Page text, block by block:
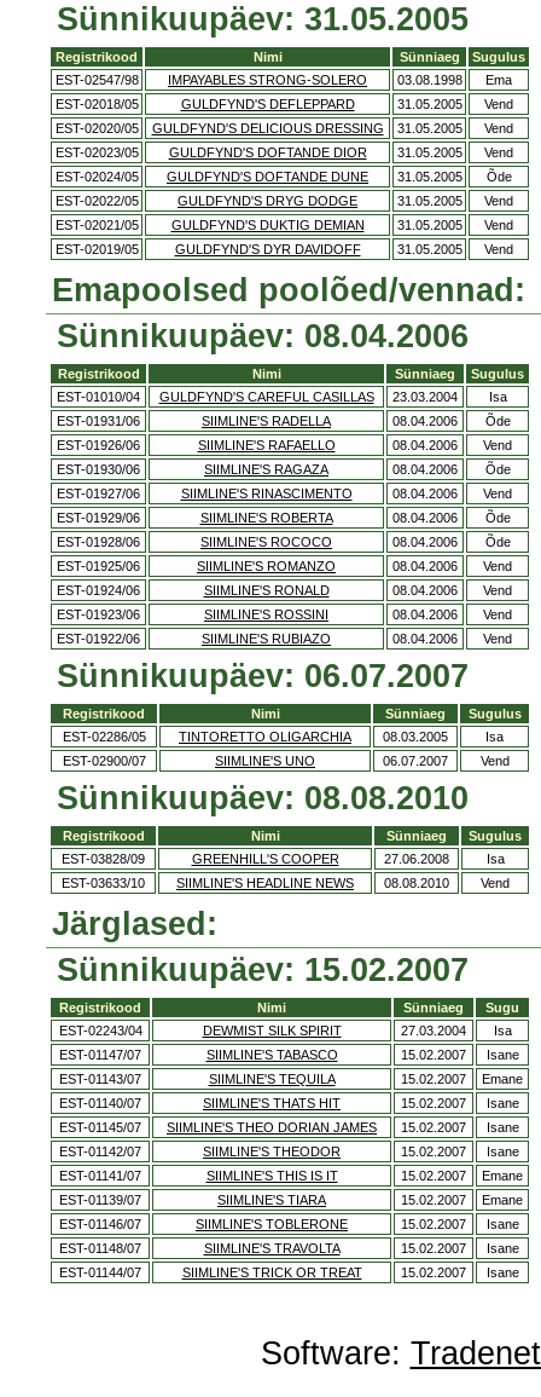
Sünnikuupäev: 31.05.2005
Registrikood Nimi Sünniaeg
Sugulus
EST-02547/98
IMPAYABLES STRONG-SOLERO 03.08.1998
Ema
EST-02018/05
GULDFYND'S DEFLEPPARD 31.05.2005
Vend
EST-02020/05
GULDFYND'S DELICIOUS DRESSING 31.05.2005
Vend
EST-02023/05
GULDFYND'S DOFTANDE DIOR 31.05.2005
Vend
EST-02024/05
GULDFYND'S DOFTANDE DUNE 31.05.2005
Õde
EST-02022/05
GULDFYND'S DRYG DODGE 31.05.2005
Vend
EST-02021/05
GULDFYND'S DUKTIG DEMIAN 31.05.2005
Vend
EST-02019/05
GULDFYND'S DYR DAVIDOFF 31.05.2005 Vend
Emapoolsed poolõed/vennad:
Sünnikuupäev: 08.04.2006
Registrikood Nimi Sünniaeg
Sugulus
EST-01010/04
GULDFYND'S CAREFUL CASILLAS 23.03.2004
Isa
EST-01931/06
SIIMLINE'S RADELLA 08.04.2006
Õde
EST-01926/06
SIIMLINE'S RAFAELLO 08.04.2006
Vend
EST-01930/06
SIIMLINE'S RAGAZA 08.04.2006
Õde
EST-01927/06
SIIMLINE'S RINASCIMENTO 08.04.2006
Vend
EST-01929/06
SIIMLINE'S ROBERTA 08.04.2006
Õde
EST-01928/06
SIIMLINE'S ROCOCO 08.04.2006
Õde
EST-01925/06
SIIMLINE'S ROMANZO 08.04.2006
Vend
EST-01924/06
SIIMLINE'S RONALD 08.04.2006
Vend
EST-01923/06
SIIMLINE'S ROSSINI 08.04.2006
Vend
EST-01922/06
SIIMLINE'S RUBIAZO 08.04.2006 Vend
Sünnikuupäev: 06.07.2007
Registrikood Nimi Sünniaeg
Sugulus
EST-02286/05
TINTORETTO OLIGARCHIA 08.03.2005
Isa
EST-02900/07
SIIMLINE'S UNO 06.07.2007 Vend
Sünnikuupäev: 08.08.2010
Registrikood Nimi Sünniaeg
Sugulus
EST-03828/09
GREENHILL'S COOPER 27.06.2008
Isa
EST-03633/10
SIIMLINE'S HEADLINE NEWS 08.08.2010 Vend
Järglased:
Sünnikuupäev: 15.02.2007
Registrikood Nimi Sünniaeg
Sugu
EST-02243/04
DEWMIST SILK SPIRIT 27.03.2004
Isa
EST-01147/07
SIIMLINE'S TABASCO 15.02.2007
Isane
EST-01143/07
SIIMLINE'S TEQUILA 15.02.2007
Emane
EST-01140/07
SIIMLINE'S THATS HIT 15.02.2007
Isane
EST-01145/07
SIIMLINE'S THEO DORIAN JAMES 15.02.2007
Isane
EST-01142/07
SIIMLINE'S THEODOR 15.02.2007
Isane
EST-01141/07
SIIMLINE'S THIS IS IT 15.02.2007
Emane
EST-01139/07
SIIMLINE'S TIARA 15.02.2007
Emane
EST-01146/07
SIIMLINE'S TOBLERONE 15.02.2007
Isane
EST-01148/07
SIIMLINE'S TRAVOLTA 15.02.2007
Isane
EST-01144/07
SIIMLINE'S TRICK OR TREAT 15.02.2007 Isane
Software: